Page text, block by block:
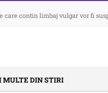
care contin limbaj vulgar vor fi
MULTE DIN STIRI